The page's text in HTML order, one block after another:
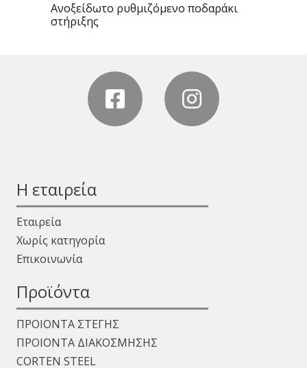
Ανοξείδωτο ρυθμιζόμενο ποδαράκι
στήριξης
Η εταιρεία
Εταιρεία
Χωρίς κατηγορία
Επικοινωνία
Προϊόντα
ΠΡΟΙΟΝΤΑ ΣΤΕΓΗΣ
ΠΡΟΙΟΝΤΑ ΔΙΑΚΟΣΜΗΣΗΣ
CORTEN STEEL